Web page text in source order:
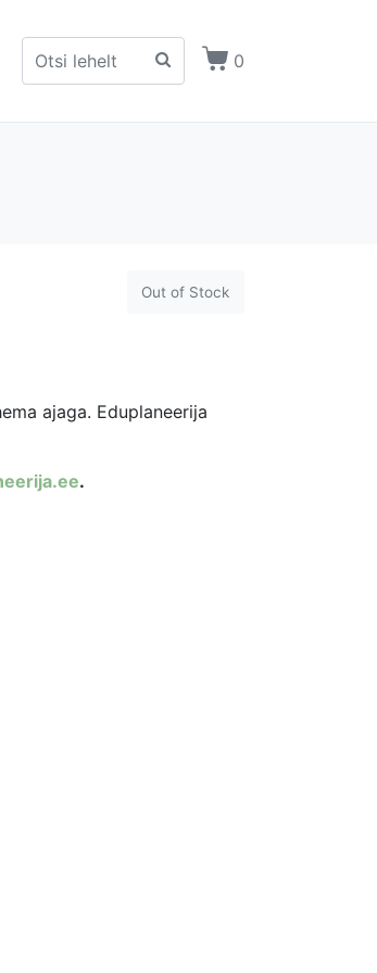
0
Out of Stock
ajaga. Eduplaneerija
.